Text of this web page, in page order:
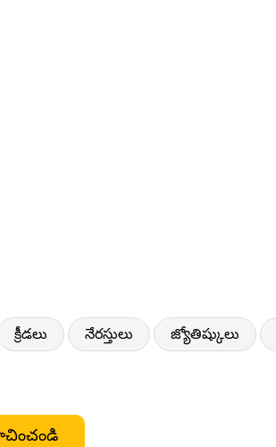
క్రీడలు నేరస్తులు జ్యోతిష్కులు